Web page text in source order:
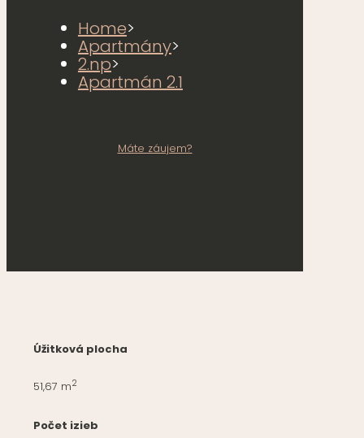
Home>
Apartmány>
2.np>
Apartmán 2.1
Máte záujem?
Úžitková plocha
51,67 m2
Počet izieb